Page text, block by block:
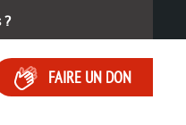
FAIRE UN DON